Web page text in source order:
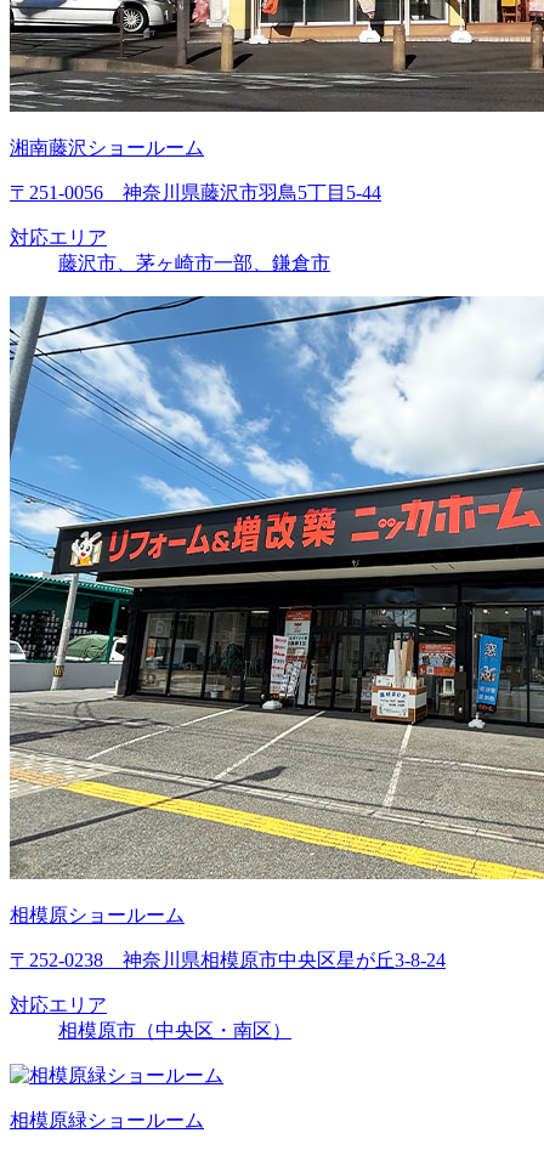
湘南藤沢ショールーム
〒251-0056 神奈川県藤沢市羽鳥5丁目5-44
対応エリア
藤沢市、茅ヶ崎市一部、鎌倉市
相模原ショールーム
〒252-0238 神奈川県相模原市中央区星が丘3-8-24
対応エリア
相模原市（中央区・南区）
相模原緑ショールーム